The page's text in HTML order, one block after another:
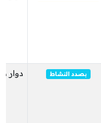
بصدد النشاط دوار